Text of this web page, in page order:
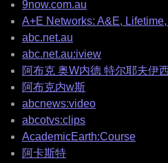
9now.com.au
A+E Networks: A&E,
abc.net.au
abc.net.au:iview
阿布克 奥W内德 特尔耶夫伊
阿布克内w斯
abcnews:video
abcotvs:clips
AcademicEarth:Course
阿卡斯特